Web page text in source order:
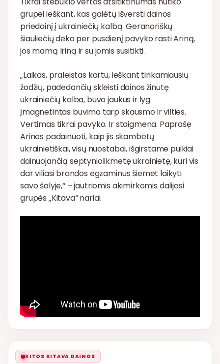
grupei ieškant, kas galėtų išversti dainos
priedainį į ukrainiečių kalbą. Geranoriškų
šiauliečių dėka per pusdienį pavyko rasti Ariną,
jos mamą Iriną ir su jomis susitikti.
„Laikas, praleistas kartu, ieškant tinkamiausių
žodžių, padedančių skleisti dainos žinutę
ukrainiečių kalba, buvo jaukus ir lyg
įmagnetintas buvimo tarp skausmo ir vilties.
Vertimas tikrai pavyko. Ir staigmena. Paprašę
Arinos padainuoti, kaip jis skambėtų
ukrainietiškai, visų nuostabai, išgirstame puikiai
dainuojančią septyniolikmetę ukrainietę, kuri vis
dar viliasi brandos egzaminus šiemet laikyti
savo šalyje,“ – jautriomis akimirkomis dalijasi
grupės „Kitava“ nariai.
KITOS KITAVA DAINOS